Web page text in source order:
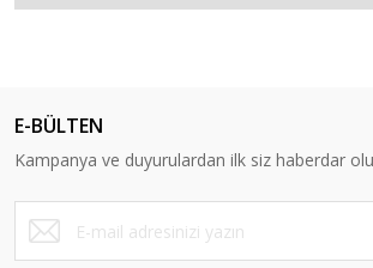
E-BÜLTEN
Kampanya ve duyurulardan ilk siz haberdar